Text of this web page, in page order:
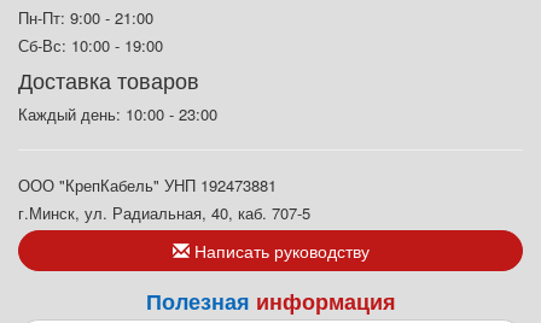
Пн-Пт: 9:00 - 21:00
Сб-Вс: 10:00 - 19:00
Доставка товаров
Каждый день: 10:00 - 23:00
ООО "КрепКабель" УНП 192473881
г.Минск, ул. Радиальная, 40, каб. 707-5
Написать руководству
Полезная информация